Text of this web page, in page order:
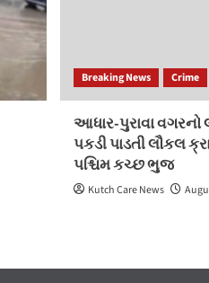
Breaking News Crime
આધાર-પુરાવા વગરનો
પકડી પાડતી લૌકલ
પશ્ચિમ કચ્છ ભુજ
Kutch Care News